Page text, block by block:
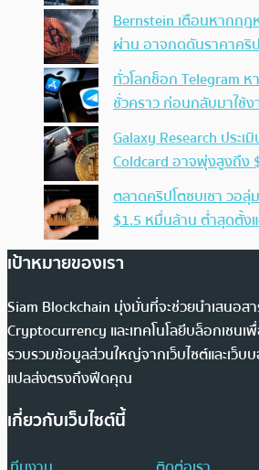
Bernstein เตือนหากกฎ
ผ่าน อาจกดดันราคาคริ
ทั่วโลกช็อก Telegram
ชั่วคราว ก่อนกลับมาใช้
Galaxy Research ประเ
Coldcard อาจพุ่งสูงถึง
ตลาดคริปโตซบเซา วอ
$1.5 หมื่นล้าน ต่ำสุดตั้ง
เป้าหมายของเรา
Siam Blockchain มุ่งมั่นที่จะช่วยนำเสนอส
Cryptocurrency และเทคโนโลยีบล็อกเชนเ
รวบรวมข้อมูลส่วนใหญ่จากเว็บไซต์และเว็บ
แปลส่งตรงถึงฟีดคุณ
เกี่ยวกับเว็บไซต์นี้